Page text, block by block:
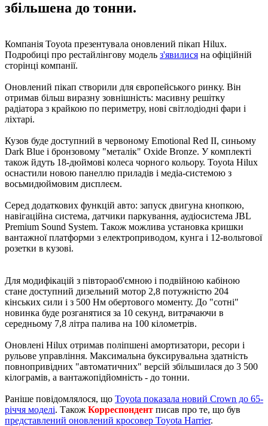
збільшена до тонни.
Компанія Toyota презентувала оновлений пікап Hilux.
Подробиці про рестайлінгову модель з'явилися на офіційній
сторінці компанії.
Оновлений пікап створили для європейського ринку. Він
отримав більш виразну зовнішність: масивну решітку
радіатора з крайкою по периметру, нові світлодіодні фари і
ліхтарі.
Кузов буде доступний в червоному Emotional Red II, синьому
Dark Blue і бронзовому "металік" Oxide Bronze. У комплекті
також йдуть 18-дюймові колеса чорного кольору. Toyota Hilux
оснастили новою панеллю приладів і медіа-системою з
восьмидюймовим дисплеєм.
Серед додаткових функцій авто: запуск двигуна кнопкою,
навігаційна система, датчики паркування, аудіосистема JBL
Premium Sound System. Також можлива установка кришки
вантажної платформи з електроприводом, кунга і 12-вольтової
розетки в кузові.
Для модифікацій з півтораоб'ємною і подвійною кабіною
стане доступний дизельний мотор 2,8 потужністю 204
кінських сили і з 500 Нм обертового моменту. До "сотні"
новинка буде розганятися за 10 секунд, витрачаючи в
середньому 7,8 літра палива на 100 кілометрів.
Оновлені Hilux отримав поліпшені амортизатори, ресори і
рульове управління. Максимальна буксирувальна здатність
повнопривідних "автоматичних" версій збільшилася до 3 500
кілограмів, а вантажопідйомність - до тонни.
Раніше повідомлялося, що Toyota показала новий Crown до 65-
річчя моделі. Також Корреспондент писав про те, що був
представлений оновлений кросовер Toyota Harrier.